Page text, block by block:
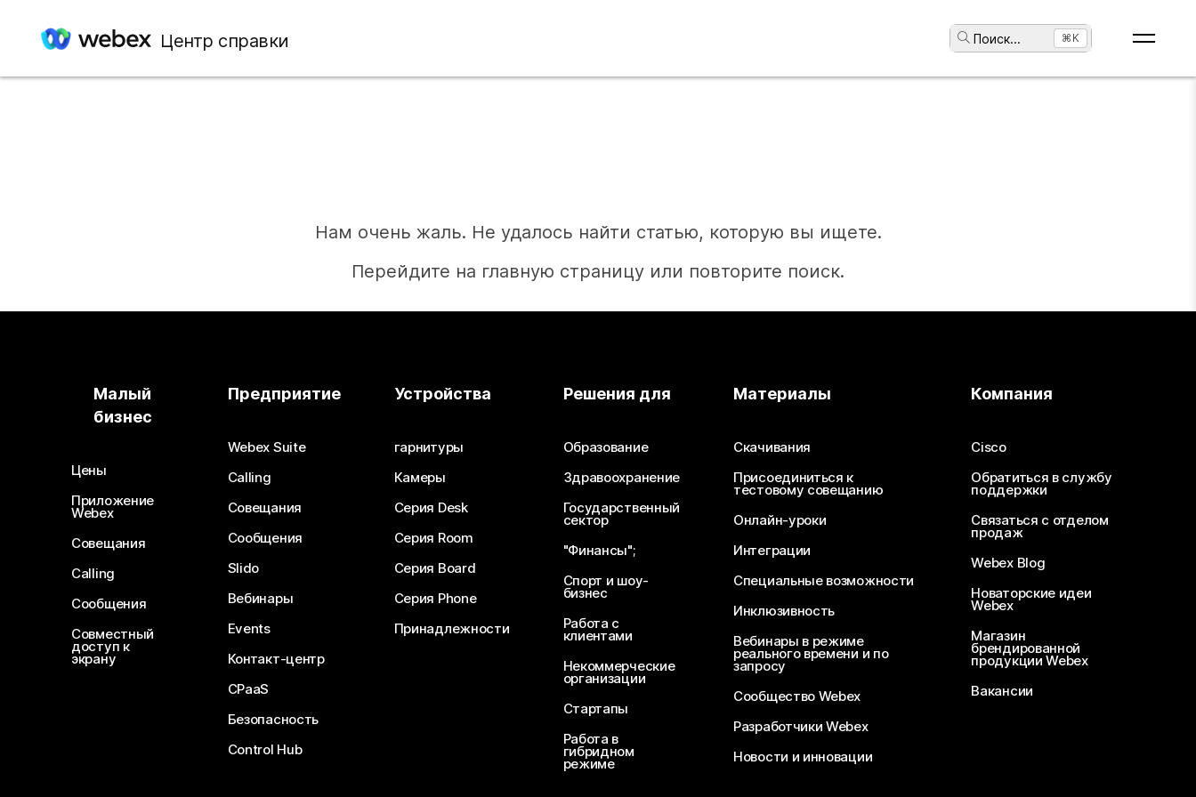
Центр справки Поиск... ⌘K
Нам очень жаль. Не удалось найти статью, которую вы ищете.
Перейдите на главную страницу или повторите поиск.
Необходим ответ?
Малый
бизнес
Цены
Приложение
Webex
Совещания
Calling
Сообщения
Совместный
доступ к
экрану
Предприятие
Webex Suite
Calling
Совещания
Сообщения
Slido
Вебинары
Events
Контакт-центр
CPaaS
Безопасность
Control Hub
Устройства
гарнитуры
Камеры
Серия Desk
Серия Room
Серия Board
Серия Phone
Принадлежности
Решения для
Образование
Здравоохранение
Государственный
сектор
"Финансы";
Спорт и шоу-
бизнес
Работа с
клиентами
Некоммерческие
организации
Стартапы
Работа в
гибридном
режиме
Материалы
Скачивания
Присоединиться к
тестовому совещанию
Онлайн-уроки
Интеграции
Специальные возможности
Инклюзивность
Вебинары в режиме
реального времени и по
запросу
Сообщество Webex
Разработчики Webex
Новости и инновации
Компания
Cisco
Обратиться в службу
поддержки
Связаться с отделом
продаж
Webex Blog
Новаторские идеи
Webex
Магазин
брендированной
продукции Webex
Вакансии